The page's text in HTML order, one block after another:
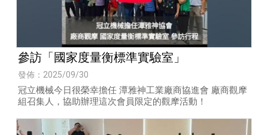
參訪「國家度量衡標準實驗室」
發佈：2025/09/30
冠立機械今日很榮幸擔任 潭雅神工業廠商協進會 廠商觀摩
組召集人，協助辦理這次會員限定的觀摩活動！